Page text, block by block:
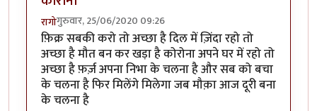
रागोगुरुवार, 25/06/2020 09:26
फ़िक्र सबकी करो तो अच्छा है दिल में ज़िंदा रहो तो
अच्छा है मौत बन कर खड़ा है कोरोना अपने घर में रहो तो
अच्छा है फ़र्ज़ अपना निभा के चलना है और सब को बचा
के चलना है फिर मिलेंगे मिलेगा जब मौक़ा आज दूरी बना
के चलना है